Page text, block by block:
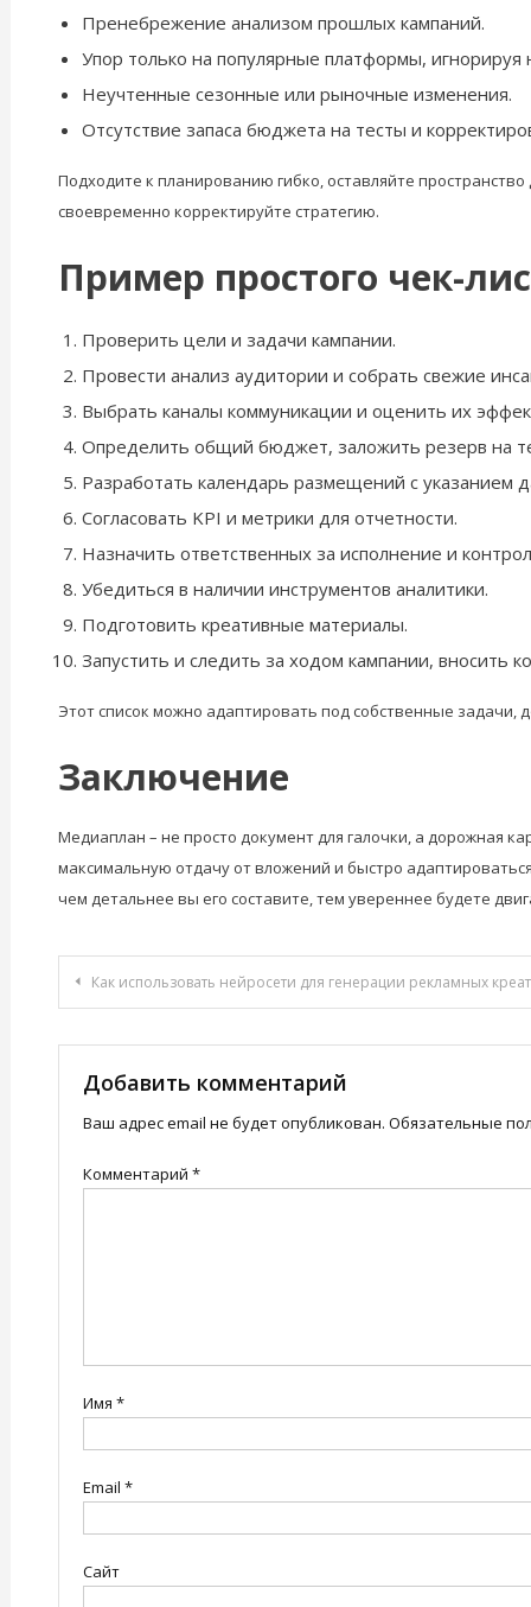
Пренебрежение анализом прошлых кампаний.
Упор только на популярные платформы,
Неучтенные сезонные или рыночные изменения.
Отсутствие запаса бюджета на тесты и
Подходите к планированию гибко, оставляйте
своевременно корректируйте стратегию.
Пример простого чек-
Проверить цели и задачи кампании.
Провести анализ аудитории и собрать свежие
Выбрать каналы коммуникации и оценить их
Определить общий бюджет, заложить резерв на
Разработать календарь размещений с указанием
Согласовать KPI и метрики для отчетности.
Назначить ответственных за исполнение и
Убедиться в наличии инструментов аналитики.
Подготовить креативные материалы.
Запустить и следить за ходом кампании, вносить
Этот список можно адаптировать под собственные задачи,
Заключение
Медиаплан – не просто документ для галочки, а дорожная
максимальную отдачу от вложений и быстро
чем детальнее вы его составите, тем увереннее будете
Навигация
по
записям
Как использовать нейросети для генерации рекламных креативов:
Добавить комментарий
Ваш адрес email не будет опубликован. Обязательные
Комментарий *
Имя *
Email *
Сайт